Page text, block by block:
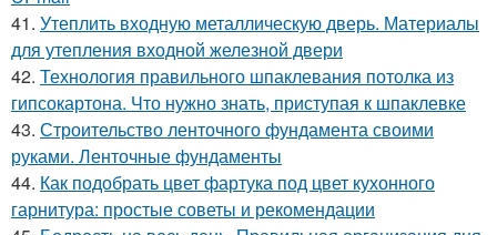
41. Утеплить входную металлическую дверь. Материалы
для утепления входной железной двери
42. Технология правильного шпаклевания потолка из
гипсокартона. Что нужно знать, приступая к шпаклевке
43. Строительство ленточного фундамента своими
руками. Ленточные фундаменты
44. Как подобрать цвет фартука под цвет кухонного
гарнитура: простые советы и рекомендации